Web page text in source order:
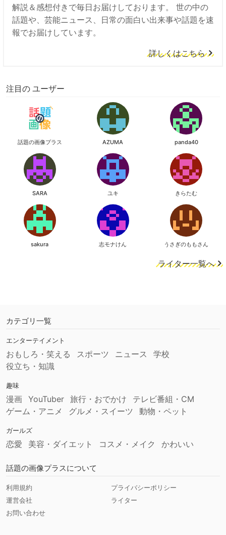
解説＆感想付きで毎日お届けしております。 世の中の
話題や、芸能ニュース、日常の面白い出来事や話題を速
報でお届けしています。
詳しくはこちら
注目の ユーザー
話題の画像プラス AZUMA panda40
SARA ユキ きらたむ
sakura 志モナけん うさぎのももさん
ライター一覧へ
カテゴリ一覧
エンターテイメント
おもしろ・笑える スポーツ ニュース
学校
役立ち・知識
趣味
漫画 YouTuber 旅行・おでかけ
テレビ番組・CM
ゲーム・アニメ
グルメ・スイーツ 動物・ペット
ガールズ
恋愛 美容・ダイエット コスメ・メイク かわいい
話題の画像プラスについて
利用規約
プライバシーポリシー
運営会社
ライター
お問い合わせ